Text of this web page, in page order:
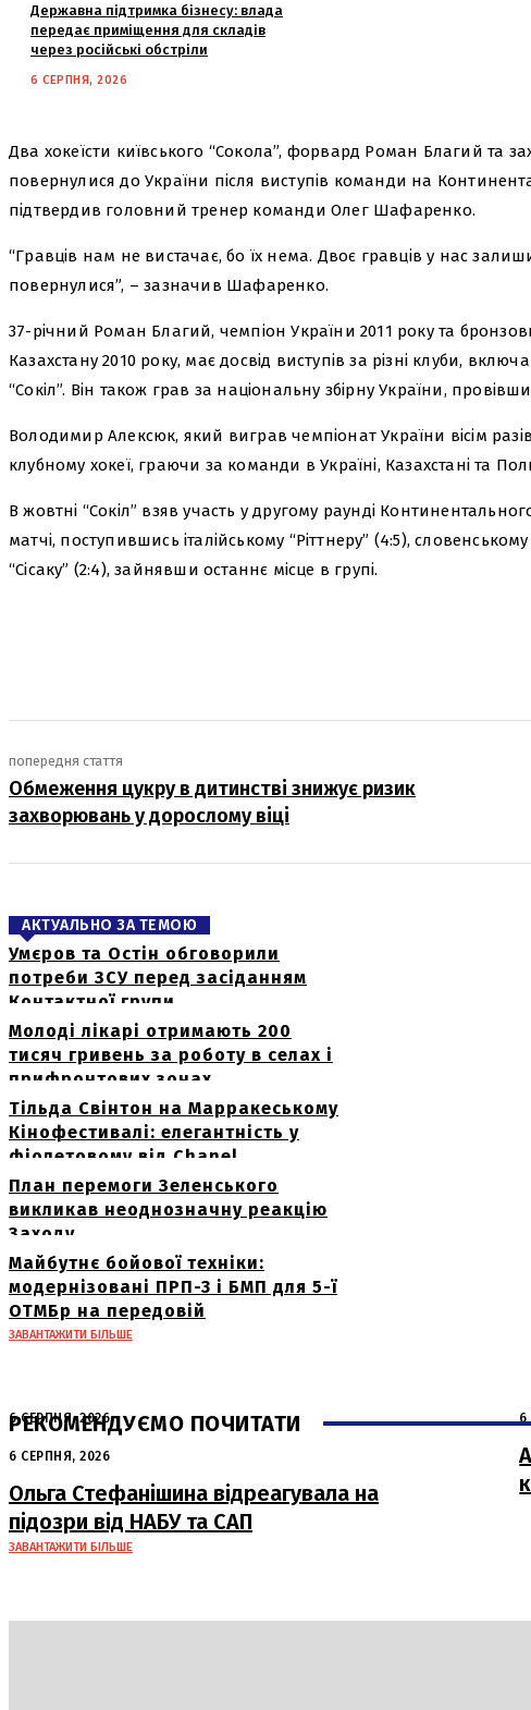
Державна підтримка бізнесу: влада
передає приміщення для складів
через російські обстріли
6 СЕРПНЯ, 2026
Два хокеїсти київського “Сокола”, форвард Роман Благий та
повернулися до України після виступів команди на
підтвердив головний тренер команди Олег Шафаренко.
“Гравців нам не вистачає, бо їх нема. Двоє гравців у нас
повернулися”, – зазначив Шафаренко.
37-річний Роман Благий, чемпіон України 2011 року та
Казахстану 2010 року, має досвід виступів за різні клуби,
“Сокіл”. Він також грав за національну збірну України,
Володимир Алексюк, який виграв чемпіонат України вісім
клубному хокеї, граючи за команди в Україні, Казахстані та
В жовтні “Сокіл” взяв участь у другому раунді
матчі, поступившись італійському “Ріттнеру” (4:5),
“Сісаку” (2:4), зайнявши останнє місце в групі.
попередня стаття
Обмеження цукру в дитинстві знижує ризик
захворювань у дорослому віці
АКТУАЛЬНО ЗА ТЕМОЮ
Умєров та Остін обговорили
потреби ЗСУ перед засіданням
Контактної групи
Молоді лікарі отримають 200
тисяч гривень за роботу в селах і
прифронтових зонах
Тільда Свінтон на Марракеському
Кінофестивалі: елегантність у
фіолетовому від Chanel
План перемоги Зеленського
викликав неоднозначну реакцію
Заходу
Майбутнє бойової техніки:
модернізовані ПРП-3 і БМП для 5-ї
ОТМБр на передовій
ЗАВАНТАЖИТИ БІЛЬШЕ
РЕКОМЕНДУЄМО ПОЧИТАТИ
6 СЕРПНЯ, 2026
Нічна атака в Сумах: руйнування та
жертви від російських авіабомб
6
6 СЕРПНЯ, 2026
Ольга Стефанішина відреагувала на
підозри від НАБУ та САП
ЗАВАНТАЖИТИ БІЛЬШЕ